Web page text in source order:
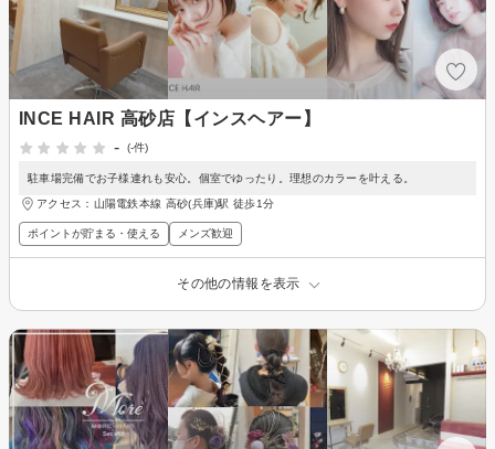
INCE HAIR 高砂店【インスヘアー】
-
(-件)
駐車場完備でお子様連れも安心。個室でゆったり。理想のカラーを叶える。
アクセス：山陽電鉄本線 高砂(兵庫)駅 徒歩1分
ポイントが貯まる・使える メンズ歓迎
その他の情報を表示